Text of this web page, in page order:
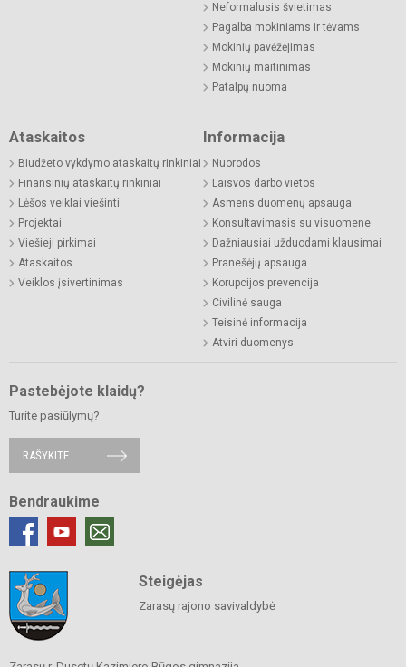
Neformalusis švietimas
Pagalba mokiniams ir tėvams
Mokinių pavėžėjimas
Mokinių maitinimas
Patalpų nuoma
Ataskaitos
Biudžeto vykdymo ataskaitų rinkiniai
Finansinių ataskaitų rinkiniai
Lėšos veiklai viešinti
Projektai
Viešieji pirkimai
Ataskaitos
Veiklos įsivertinimas
Informacija
Nuorodos
Laisvos darbo vietos
Asmens duomenų apsauga
Konsultavimasis su visuomene
Dažniausiai užduodami klausimai
Pranešėjų apsauga
Korupcijos prevencija
Civilinė sauga
Teisinė informacija
Atviri duomenys
Pastebėjote klaidų?
Turite pasiūlymų?
RAŠYKITE
Bendraukime
Steigėjas
Zarasų rajono savivaldybė